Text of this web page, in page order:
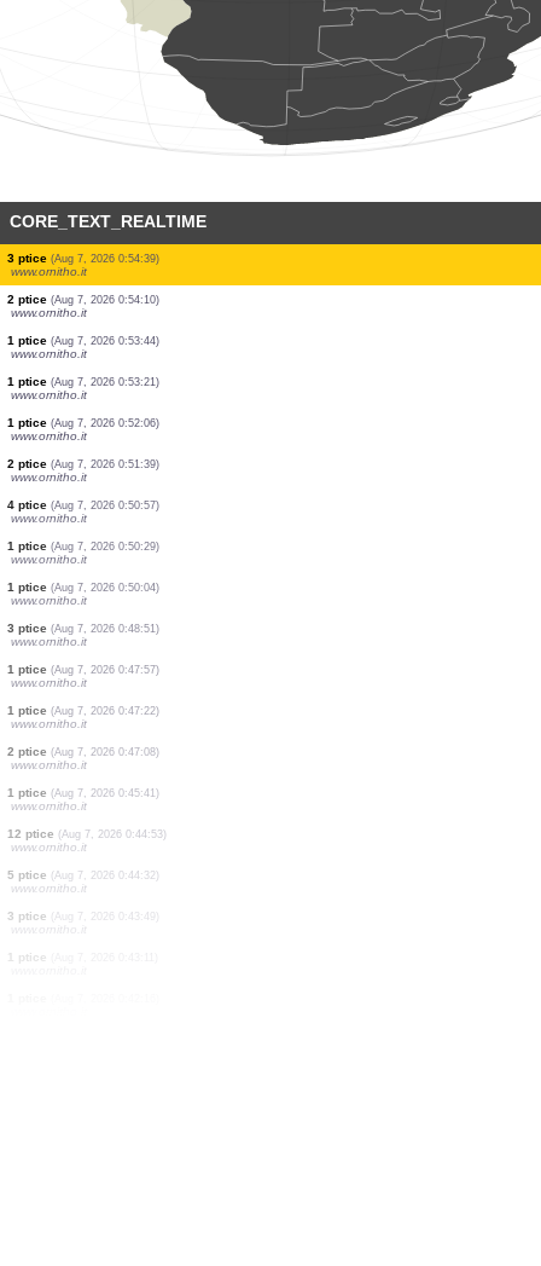
CORE_TEXT_REALTIME
2 ptice (Aug 7, 2026 1:03:44)
www.ornitho.it
1 ptice (Aug 7, 2026 1:03:30)
www.ornitho.it
2 ptice (Aug 7, 2026 1:03:01)
www.ornitho.it
1 ptice (Aug 7, 2026 1:02:49)
www.ornitho.it
6 ptice (Aug 7, 2026 1:01:53)
www.ornitho.it
2 ptice (Aug 7, 2026 1:01:00)
www.ornitho.it
2 ptice (Aug 7, 2026 1:00:20)
www.ornitho.it
5 ptice (Aug 7, 2026 0:59:55)
www.ornitho.it
3 ptice (Aug 7, 2026 0:54:39)
www.ornitho.it
2 ptice (Aug 7, 2026 0:54:10)
www.ornitho.it
1 ptice (Aug 7, 2026 0:53:44)
www.ornitho.it
1 ptice (Aug 7, 2026 0:53:21)
www.ornitho.it
1 ptice (Aug 7, 2026 0:52:06)
www.ornitho.it
2 ptice (Aug 7, 2026 0:51:39)
www.ornitho.it
4 ptice (Aug 7, 2026 0:50:57)
www.ornitho.it
1 ptice (Aug 7, 2026 0:50:29)
www.ornitho.it
1 ptice (Aug 7, 2026 0:50:04)
www.ornitho.it
3 ptice